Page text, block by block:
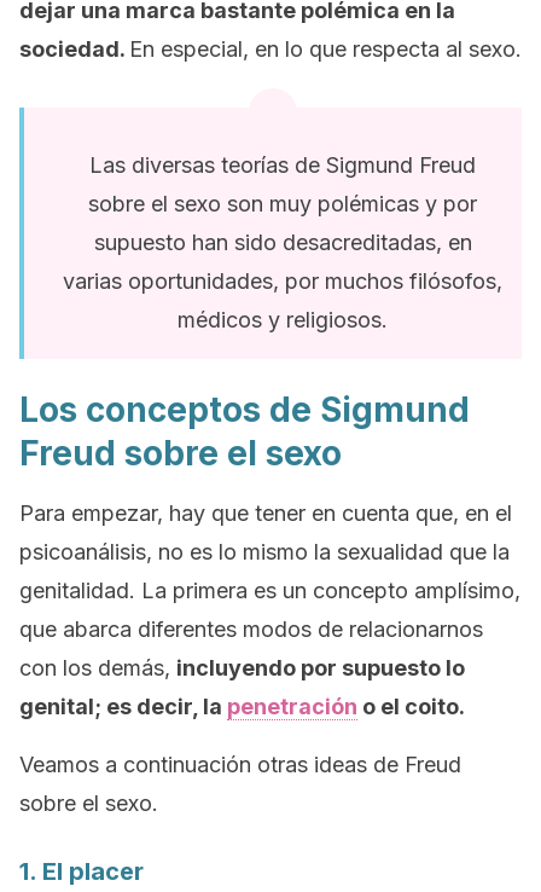
dejar una marca bastante polémica en la
sociedad. En especial, en lo que respecta al sexo.
Las diversas teorías de Sigmund Freud
sobre el sexo son muy polémicas y por
supuesto han sido desacreditadas, en
varias oportunidades, por muchos filósofos,
médicos y religiosos.
Los conceptos de Sigmund
Freud sobre el sexo
Para empezar, hay que tener en cuenta que, en el
psicoanálisis, no es lo mismo la sexualidad que la
genitalidad. La primera es un concepto amplísimo,
que abarca diferentes modos de relacionarnos
con los demás, incluyendo por supuesto lo
genital; es decir, la penetración o el coito.
Veamos a continuación otras ideas de Freud
sobre el sexo.
1. El placer